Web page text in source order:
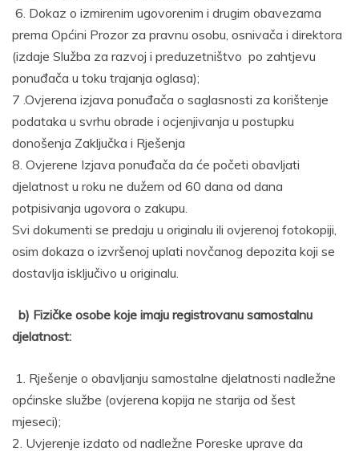
6. Dokaz o izmirenim ugovorenim i drugim obavezama
prema Općini Prozor za pravnu osobu, osnivača i direktora
(izdaje Služba za razvoj i preduzetništvo po zahtjevu
ponuđača u toku trajanja oglasa);
7 .Ovjerena izjava ponuđača o saglasnosti za korištenje
podataka u svrhu obrade i ocjenjivanja u postupku
donošenja Zaključka i Rješenja
8. Ovjerene Izjava ponuđača da će početi obavljati
djelatnost u roku ne dužem od 60 dana od dana
potpisivanja ugovora o zakupu.
Svi dokumenti se predaju u originalu ili ovjerenoj fotokopiji,
osim dokaza o izvršenoj uplati novčanog depozita koji se
dostavlja isključivo u originalu.
b) Fizičke osobe koje imaju registrovanu samostalnu
djelatnost:
1. Rješenje o obavljanju samostalne djelatnosti nadležne
općinske službe (ovjerena kopija ne starija od šest
mjeseci);
2. Uvjerenje izdato od nadležne Poreske uprave da